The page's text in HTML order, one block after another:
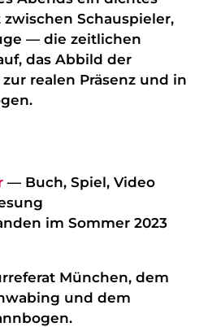
Schauspieler,
— die zeitlichen
das Abbild der
realen Präsenz und in
— Buch, Spiel, Video
im Sommer 2023
München, dem
und dem